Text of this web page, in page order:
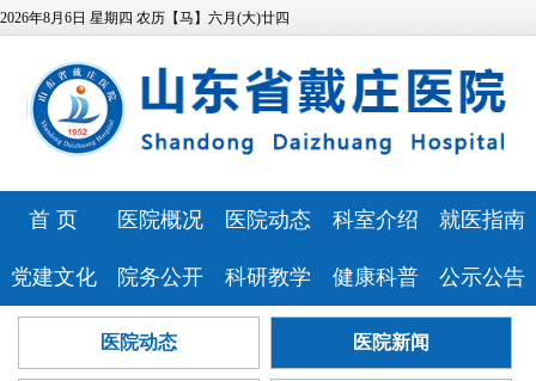
2026年8月6日 星期四 农历【马】六月(大)廿四
首 页 医院概况
医院简介
领导班子
发展历程
医院动态
医院新闻
媒体报道
科室介绍
特色科室
心理健康中
心
医技科室
就医指南
专家风采
预约挂号
党建文化
历史纪念馆
院务公开
信息公开
科研教学
继续教育
健康科普
讲座报告
公示公告
人事招聘
医院动态 医院新闻